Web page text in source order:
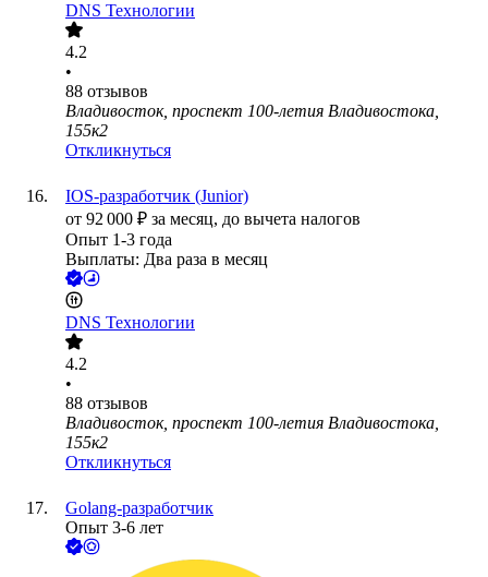
DNS Технологии
4.2
•
88 отзывов
Владивосток, проспект 100-летия Владивостока,
155к2
Откликнуться
IOS-разработчик (Junior)
от 92 000 ₽ за месяц, до вычета налогов
Опыт 1-3 года
Выплаты: Два раза в месяц
DNS Технологии
4.2
•
88 отзывов
Владивосток, проспект 100-летия Владивостока,
155к2
Откликнуться
Golang-разработчик
Опыт 3-6 лет